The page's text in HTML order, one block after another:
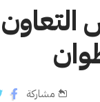
مشاركة